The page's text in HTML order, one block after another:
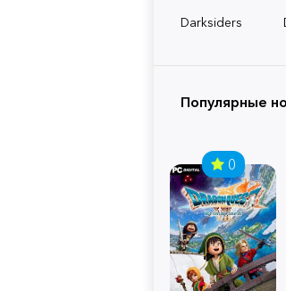
Darksiders
Популярные
0